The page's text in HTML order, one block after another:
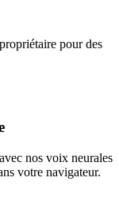
pour des
nos voix neurales
votre navigateur.